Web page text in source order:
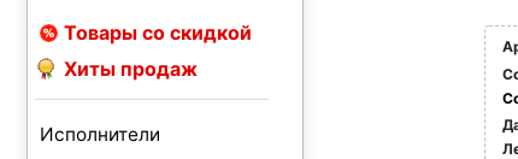
Товары со скидкой
Хиты продаж
Исполнители